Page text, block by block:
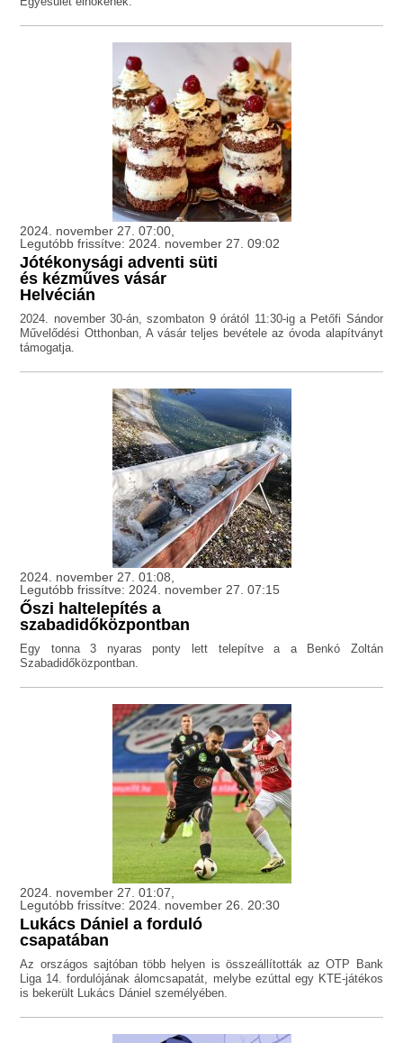
2024. november 27. 07:00,
Legutóbb frissítve: 2024. november 27. 09:02
Jótékonysági adventi süti
és kézműves vásár
Helvécián
2024. november 30-án, szombaton 9 órától 11:30-ig a Petőfi Sándor
Művelődési Otthonban, A vásár teljes bevétele az óvoda alapítványt
támogatja.
2024. november 27. 01:08,
Legutóbb frissítve: 2024. november 27. 07:15
Őszi haltelepítés a
szabadidőközpontban
Egy tonna 3 nyaras ponty lett telepítve a a Benkó Zoltán
Szabadidőközpontban.
2024. november 27. 01:07,
Legutóbb frissítve: 2024. november 26. 20:30
Lukács Dániel a forduló
csapatában
Az országos sajtóban több helyen is összeállították az OTP Bank
Liga 14. fordulójának álomcsapatát, melybe ezúttal egy KTE-játékos
is bekerült Lukács Dániel személyében.